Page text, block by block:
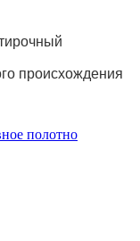
происхождения
полотно